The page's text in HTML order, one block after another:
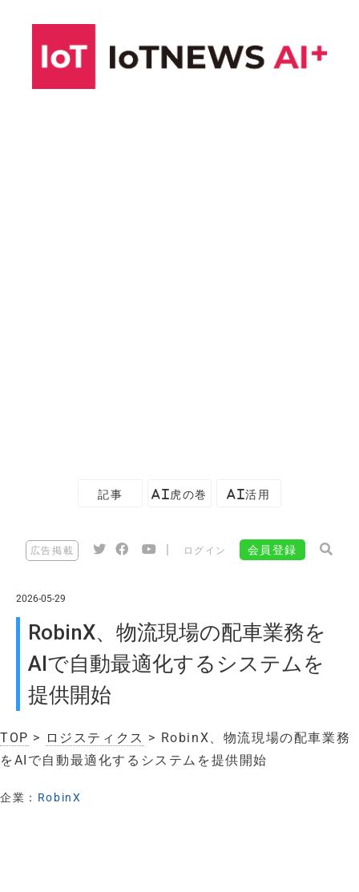
記事 AI虎の巻 AI活用
広告掲載 ログイン 会員登録
2026-05-29
RobinX、物流現場の配車業務を
AIで自動最適化するシステムを
提供開始
TOP > ロジスティクス > RobinX、物流現場の配車業務
をAIで自動最適化するシステムを提供開始
企業： RobinX